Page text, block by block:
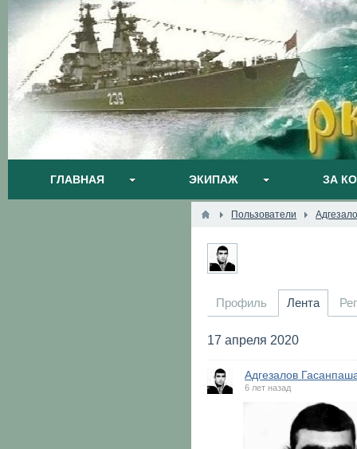
ГЛАВНАЯ ЭКИПАЖ ЗА
Пользователи
Профиль Лента
17 апреля 2020
Адгезалов
6 лет назад